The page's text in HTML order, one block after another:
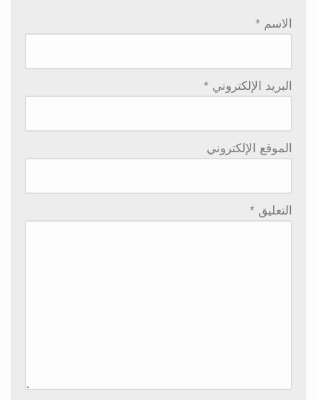
الاسم *
البريد الإلكتروني *
الموقع الإلكتروني
التعليق *